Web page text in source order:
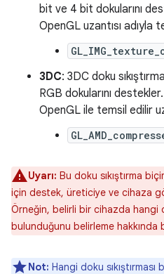
bit ve 4 bit dokularını
OpenGL uzantısı adıyla
3DC: 3DC doku
RGB dokularını
OpenGL ile temsil edilir
Uyarı: Bu doku sıkıştırma
için destek, üreticiye ve cihaza
Örneğin, belirli bir cihazda hangi
bulunduğunu belirleme hakkında
Not: Hangi doku